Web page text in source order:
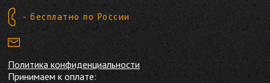
- бесплатно по России
Политика конфиденциальности
Принимаем к оплате: